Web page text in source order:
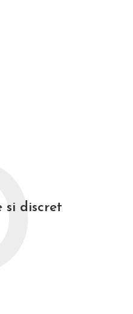
si discret